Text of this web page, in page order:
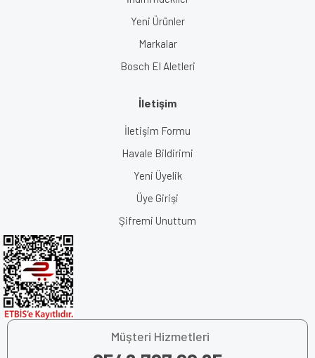
Yeni Ürünler
Markalar
Bosch El Aletleri
İletişim
İletişim Formu
Havale Bildirimi
Yeni Üyelik
Üye Girişi
Şifremi Unuttum
Müşteri Hizmetleri